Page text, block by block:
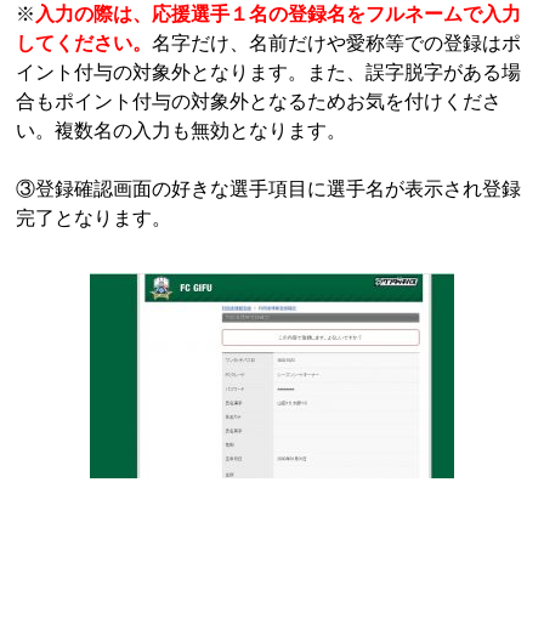
※ 入力の際は、応援選手１名の登録名をフルネームで入力
してください。名字だけ、名前だけや愛称等での登録はポ
イント付与の対象外となります。また、誤字脱字がある場
合もポイント付与の対象外となるためお気を付けくださ
い。複数名の入力も無効となります。
③登録確認画面の好きな選手項目に選手名が表示され登録
完了となります。